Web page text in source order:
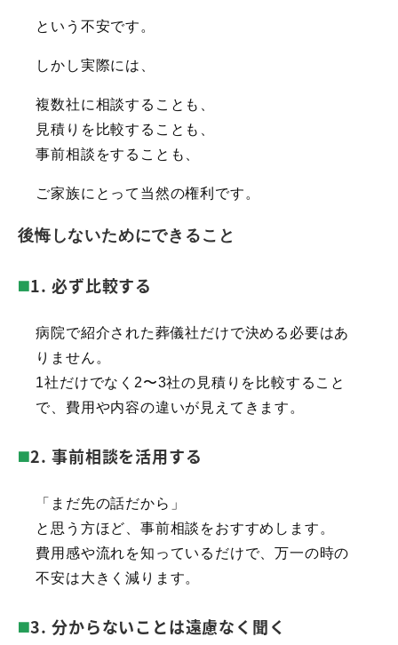
という不安です。
しかし実際には、
複数社に相談することも、
見積りを比較することも、
事前相談をすることも、
ご家族にとって当然の権利です。
後悔しないためにできること
1. 必ず比較する
病院で紹介された葬儀社だけで決める必要はあ
りません。
1社だけでなく2〜3社の見積りを比較すること
で、費用や内容の違いが見えてきます。
2. 事前相談を活用する
「まだ先の話だから」
と思う方ほど、事前相談をおすすめします。
費用感や流れを知っているだけで、万一の時の
不安は大きく減ります。
3. 分からないことは遠慮なく聞く